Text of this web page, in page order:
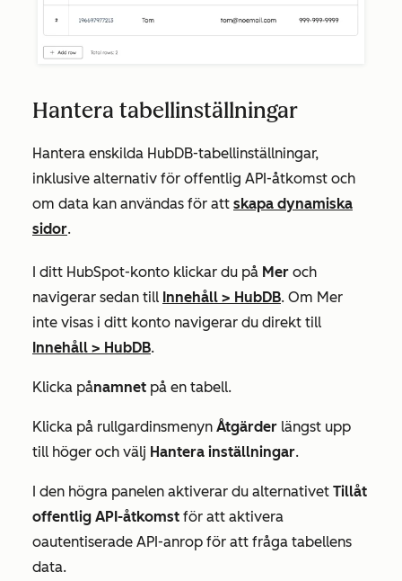
Hantera tabellinställningar
Hantera enskilda HubDB-tabellinställningar,
inklusive alternativ för offentlig API-åtkomst och
om data kan användas för att skapa dynamiska
sidor.
I ditt HubSpot-konto klickar du på Mer och
navigerar sedan till Innehåll > HubDB. Om Mer
inte visas i ditt konto navigerar du direkt till
Innehåll > HubDB.
Klicka pånamnet på en tabell.
Klicka på rullgardinsmenyn Åtgärder längst upp
till höger och välj Hantera inställningar.
I den högra panelen aktiverar du alternativet Tillåt
offentlig API-åtkomst för att aktivera
oautentiserade API-anrop för att fråga tabellens
data.